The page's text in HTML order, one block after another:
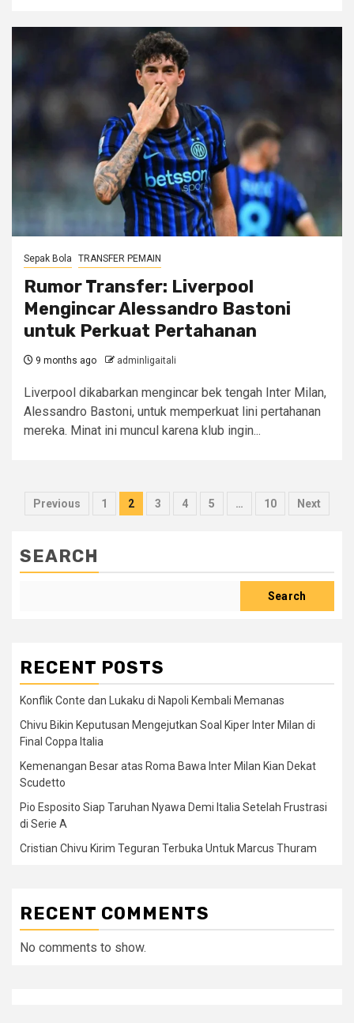
Sepak Bola TRANSFER PEMAIN
Rumor Transfer: Liverpool
Mengincar Alessandro Bastoni
untuk Perkuat Pertahanan
9 months ago adminligaitali
Liverpool dikabarkan mengincar bek tengah Inter Milan,
Alessandro Bastoni, untuk memperkuat lini pertahanan
mereka. Minat ini muncul karena klub ingin...
Posts
Previous 1 2 3 4 5 … 10 Next
SEARCH
Search
RECENT POSTS
Konflik Conte dan Lukaku di Napoli Kembali Memanas
Chivu Bikin Keputusan Mengejutkan Soal Kiper Inter Milan di
Final Coppa Italia
Kemenangan Besar atas Roma Bawa Inter Milan Kian Dekat
Scudetto
Pio Esposito Siap Taruhan Nyawa Demi Italia Setelah Frustrasi
di Serie A
Cristian Chivu Kirim Teguran Terbuka Untuk Marcus Thuram
RECENT COMMENTS
No comments to show.